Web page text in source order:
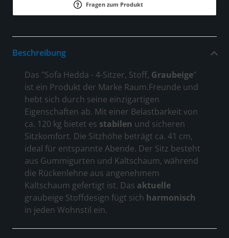
Fragen zum Produkt
Beschreibung
Das "Sofa Hedda - 4-Sitzer, Stoff, Graubeige"
ist ein Produkt der Marke Raum.Freunde und
hebt sich durch seine einzigartigen
Eigenschaften ab. Mit einer Belastbarkeit von
ca. 120 kg bietet es stabilen und sicheren
Sitzkomfort. Die Sitzhöhe beträgt ca. 41 cm,
ideal für entspannte Abende. Der Sitz besteht
aus Gummigurten und Kaltschaum, während
die Rückenlehne aus angenehmem
Kaltschaum gefertigt ist. Das aktuelle
graubeige Stoffdesign fügt sich harmonisch
in jeden Wohnstil ein.